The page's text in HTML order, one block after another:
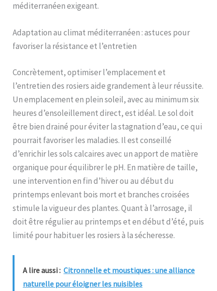
méditerranéen exigeant.
Adaptation au climat méditerranéen : astuces pour
favoriser la résistance et l’entretien
Concrètement, optimiser l’emplacement et
l’entretien des rosiers aide grandement à leur réussite.
Un emplacement en plein soleil, avec au minimum six
heures d’ensoleillement direct, est idéal. Le sol doit
être bien drainé pour éviter la stagnation d’eau, ce qui
pourrait favoriser les maladies. Il est conseillé
d’enrichir les sols calcaires avec un apport de matière
organique pour équilibrer le pH. En matière de taille,
une intervention en fin d’hiver ou au début du
printemps enlevant bois mort et branches croisées
stimule la vigueur des plantes. Quant à l’arrosage, il
doit être régulier au printemps et en début d’été, puis
limité pour habituer les rosiers à la sécheresse.
A lire aussi : Citronnelle et moustiques : une alliance
naturelle pour éloigner les nuisibles